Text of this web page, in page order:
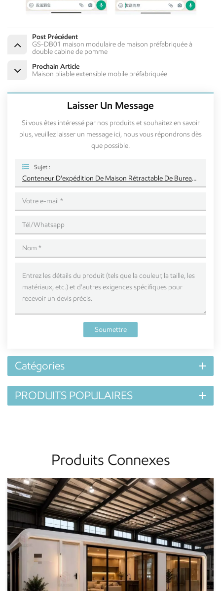
Post Précédent
GS-DB01 maison modulaire de maison préfabriquée à
double cabine de pomme
Prochain Article
Maison pliable extensible mobile préfabriquée
Laisser Un Message
Si vous êtes intéressé par nos produits et souhaitez en savoir
plus, veuillez laisser un message ici, nous vous répondrons dès
que possible.
Sujet :
Conteneur D'expédition De Maison Rétractable De Bureau Conteneur Rétractable Portable De Maison Préfabriquée
Soumettre
Catégories
PRODUITS POPULAIRES
Produits Connexes